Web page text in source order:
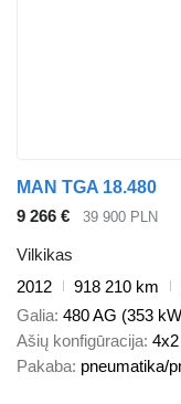
MAN TGA 18.480
9 266 €
39 900 PLN
Vilkikas
2012
918 210 km
Galia 480 AG (353
Ašių konfigūracija 4x2
Pakaba pneumatika/